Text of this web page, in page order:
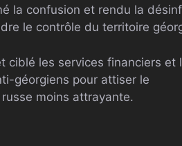
la confusion et rendu la
le contrôle du territoire
ciblé les services financiers et
géorgiens pour attiser le
moins attrayante.